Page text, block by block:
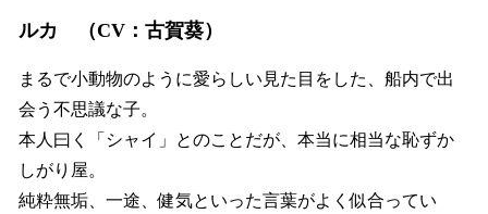
ルカ （CV：古賀葵）
まるで小動物のように愛らしい見た目をした、船内で出
会う不思議な子。
本人曰く「シャイ」とのことだが、本当に相当な恥ずか
しがり屋。
純粋無垢、一途、健気といった言葉がよく似合ってい